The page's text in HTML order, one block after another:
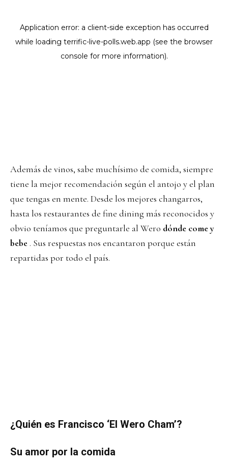
Además de vinos, sabe muchísimo de comida, siempre
tiene la mejor recomendación según el antojo y el plan
que tengas en mente. Desde los mejores changarros,
hasta los restaurantes de fine dining más reconocidos y
obvio teníamos que preguntarle al Wero dónde come y
bebe. Sus respuestas nos encantaron porque están
repartidas por todo el país.
¿Quién es Francisco ‘El Wero Cham’?
Su amor por la comida